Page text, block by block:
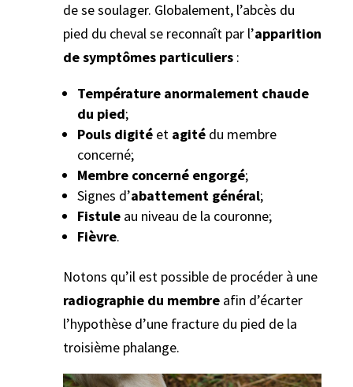
de se soulager. Globalement, l’abcès du
pied du cheval se reconnaît par l’apparition
de symptômes particuliers :
Température anormalement chaude
du pied;
Pouls digité et agité du membre
concerné;
Membre concerné engorgé;
Signes d’abattement général;
Fistule au niveau de la couronne;
Fièvre.
Notons qu’il est possible de procéder à une
radiographie du membre afin d’écarter
l’hypothèse d’une fracture du pied de la
troisième phalange.